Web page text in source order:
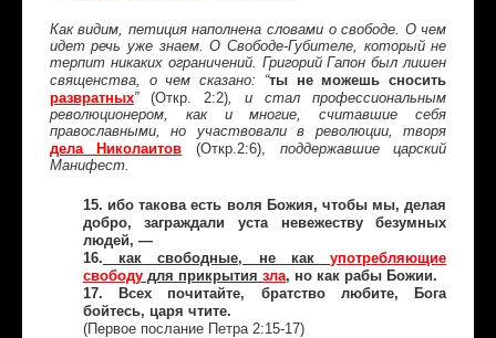
Как видим, петиция наполнена словами о свободе. О чем
идет речь уже знаем. О Свободе-Губителе, который не
терпит никаких ограничений. Григорий Гапон был лишен
священства, о чем сказано: “ты не можешь сносить
развратных” (Откр. 2:2), и стал профессиональным
революционером, как и многие, считавшие себя
православными, но участвовали в революции, творя
дела Николаитов (Откр.2:6), поддержавшие царский
Манифест.
15. ибо такова есть воля Божия, чтобы мы, делая
добро, заграждали уста невежеству безумных
людей, —
16. как свободные, не какупотребляющие
свободудля прикрытия зла, но как рабы Божии.
17. Всех почитайте, братство любите, Бога
бойтесь, царя чтите.
(Первое послание Петра 2:15-17)